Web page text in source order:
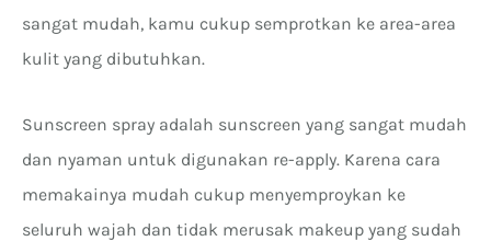
sangat mudah, kamu cukup semprotkan ke area-area
kulit yang dibutuhkan.
Sunscreen spray adalah sunscreen yang sangat mudah
dan nyaman untuk digunakan re-apply. Karena cara
memakainya mudah cukup menyemproykan ke
seluruh wajah dan tidak merusak makeup yang sudah